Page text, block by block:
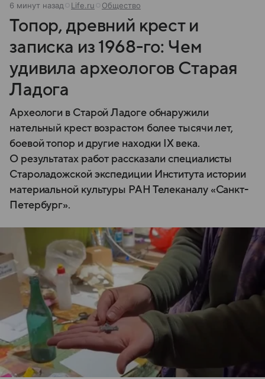
6 минут назад Life.ru Общество
Топор, древний крест и
записка из 1968-го: Чем
удивила археологов Старая
Ладога
Археологи в Старой Ладоге обнаружили
нательный крест возрастом более тысячи лет,
боевой топор и другие находки IX века.
О результатах работ рассказали специалисты
Староладожской экспедиции Института истории
материальной культуры РАН Телеканалу «Санкт-
Петербург».